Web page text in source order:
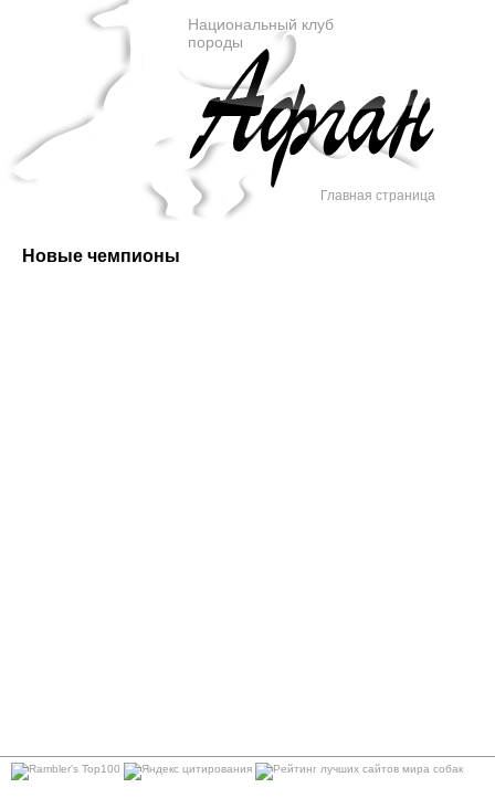
Национальный клуб
породы
Главная страница
Новые чемпионы